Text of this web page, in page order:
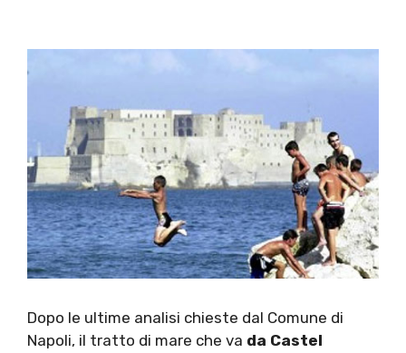
Dopo le ultime analisi chieste dal Comune di
Napoli, il tratto di mare che va da Castel